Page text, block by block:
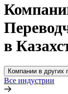
в
Компании в других
Все индустрии